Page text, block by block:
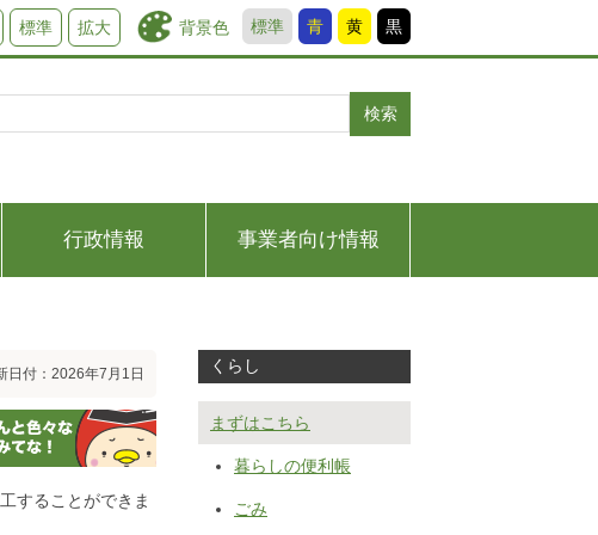
背景色 標準 青 黄 黒
標準 拡大
検索
行政情報 事業者向け情報
日付：2026年7月1日
することができま
くらし
まずはこちら
暮らしの便利帳
ごみ